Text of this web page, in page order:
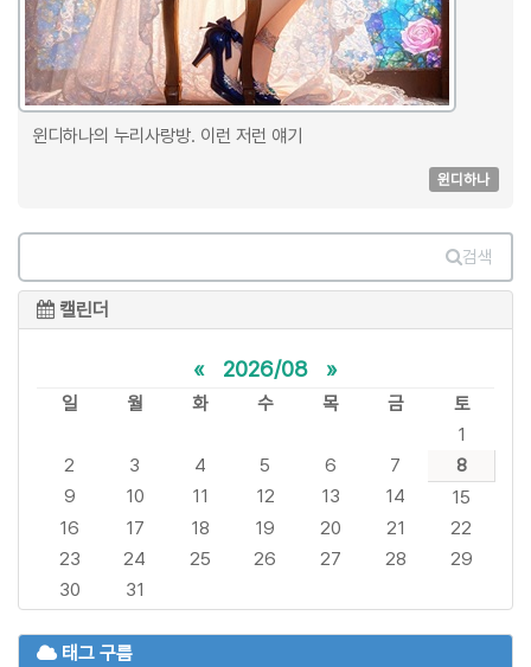
윈디하나의 누리사랑방. 이런 저런 얘기
윈디하나
검색
캘린더
« 2026/08 »
일 월 화 수 목 금
토
1
2
3 4 5 6 7
8
9
10 11 12 13 14
15
16
17 18 19 20 21
22
23
24 25 26 27 28
29
30
31
태그 구름